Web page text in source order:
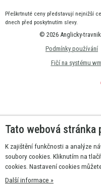
Přeškrtnuté ceny představují nejnižší
dnech před poskytnutím slevy.
© 2026 Anglicky-
Podmínky používání
Fičí na systému
Tato webová stránka
K zajištění funkčnosti a analýze
soubory cookies. Kliknutím na
cookies. Nastavení cookies
Další informace »